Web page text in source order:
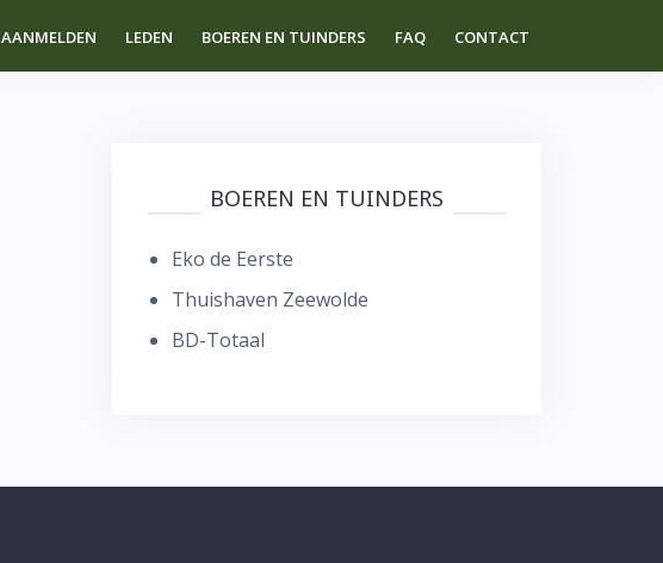
AANMELDEN LEDEN BOEREN EN TUINDERS FAQ CONTACT
BOEREN EN TUINDERS
Eko de Eerste
Thuishaven Zeewolde
BD-Totaal